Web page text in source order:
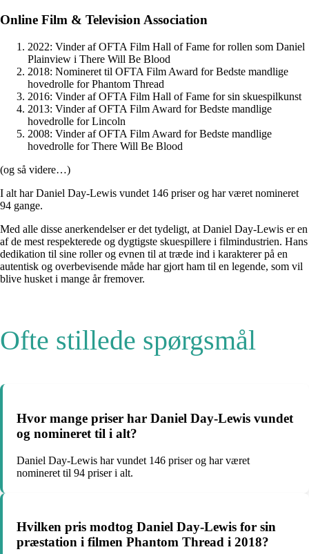
Online Film & Television Association
2022: Vinder af OFTA Film Hall of Fame for rollen som Daniel
Plainview i There Will Be Blood
2018: Nomineret til OFTA Film Award for Bedste mandlige
hovedrolle for Phantom Thread
2016: Vinder af OFTA Film Hall of Fame for sin skuespilkunst
2013: Vinder af OFTA Film Award for Bedste mandlige
hovedrolle for Lincoln
2008: Vinder af OFTA Film Award for Bedste mandlige
hovedrolle for There Will Be Blood
(og så videre…)
I alt har Daniel Day-Lewis vundet 146 priser og har været nomineret
94 gange.
Med alle disse anerkendelser er det tydeligt, at Daniel Day-Lewis er en
af de mest respekterede og dygtigste skuespillere i filmindustrien. Hans
dedikation til sine roller og evnen til at træde ind i karakterer på en
autentisk og overbevisende måde har gjort ham til en legende, som vil
blive husket i mange år fremover.
Ofte stillede spørgsmål
Hvor mange priser har Daniel Day-Lewis vundet
og nomineret til i alt?
Daniel Day-Lewis har vundet 146 priser og har været
nomineret til 94 priser i alt.
Hvilken pris modtog Daniel Day-Lewis for sin
præstation i filmen Phantom Thread i 2018?